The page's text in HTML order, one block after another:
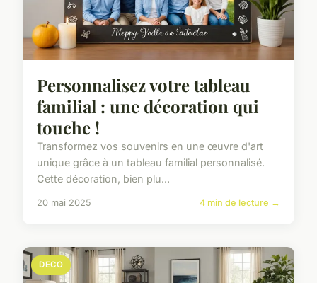
Personnalisez votre tableau
familial : une décoration qui
touche !
Transformez vos souvenirs en une œuvre d'art
unique grâce à un tableau familial personnalisé.
Cette décoration, bien plu...
20 mai 2025 4 min de lecture →
DECO